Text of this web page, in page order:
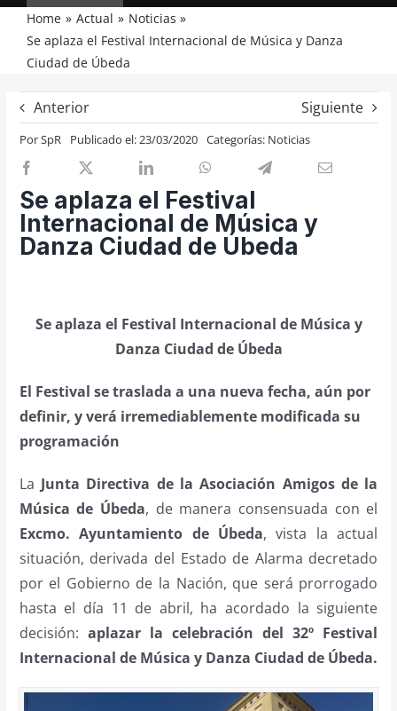
Actual
Artículos
Previos de ópera
Entrevistas
Recomendación
Cosas de Beckmesser
Nosotros y privacidad
Buscar:
Home Actual
Noticias
Se aplaza el Festival Internacional de Música y Danza
Ciudad de Úbeda
Anterior Siguiente
PorSpR Publicado el: 23/03/2020 Categorías: Noticias
Se aplaza el Festival
Internacional de Música y
Danza Ciudad de Úbeda
Se aplaza el Festival Internacional de Música y
Danza Ciudad de Úbeda
El Festival se traslada a una nueva fecha, aún por
definir, y verá irremediablemente modificada su
programación
La Junta Directiva de la Asociación Amigos de la
Música de Úbeda, de manera consensuada con el
Excmo. Ayuntamiento de Úbeda, vista la actual
situación, derivada del Estado de Alarma decretado
por el Gobierno de la Nación, que será prorrogado
hasta el día 11 de abril, ha acordado la siguiente
decisión: aplazar la celebración del 32º Festival
Internacional de Música y Danza Ciudad de Úbeda.